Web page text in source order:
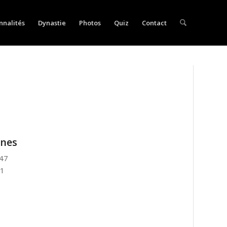
Dynastie Photos Quiz Contact